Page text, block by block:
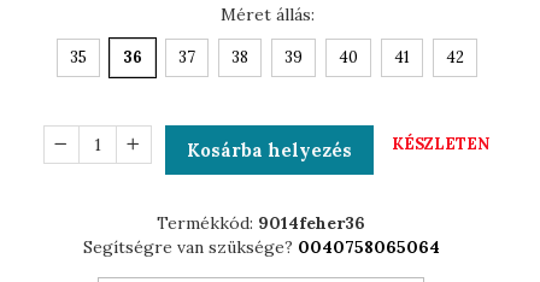
BÜTYKÖS LÁBRA VALÓ
MUNKAVÉDELMI
TANUSÍTVÁNNYAL
Méret állás:
35 36 37 38 39 40 41 42
Kosárba helyezés KÉSZLETEN
Termékkód: 9014feher36
Segítségre van szüksége? 0040758065064